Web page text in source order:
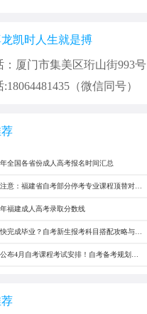
凯时人生就是搏
：厦门市集美区珩山街993号
:18064481435（微信同号）
年全国各省份成人高考报名时间汇总
年福建成人高考录取分数线